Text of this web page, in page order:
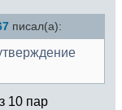
писал(а):
10 пар